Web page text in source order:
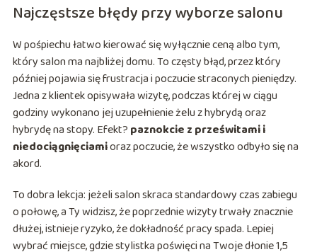
Najczęstsze błędy przy wyborze salonu
W pośpiechu łatwo kierować się wyłącznie ceną albo tym,
który salon ma najbliżej domu. To częsty błąd, przez który
później pojawia się frustracja i poczucie straconych pieniędzy.
Jedna z klientek opisywała wizytę, podczas której w ciągu
godziny wykonano jej uzupełnienie żelu z hybrydą oraz
hybrydę na stopy. Efekt? paznokcie z prześwitami i
niedociągnięciamioraz poczucie, że wszystko odbyło się na
akord.
To dobra lekcja: jeżeli salon skraca standardowy czas zabiegu
o połowę, a Ty widzisz, że poprzednie wizyty trwały znacznie
dłużej, istnieje ryzyko, że dokładność pracy spada. Lepiej
wybrać miejsce, gdzie stylistka poświęci na Twoje dłonie 1,5